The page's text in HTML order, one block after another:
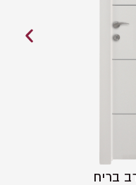
בריח